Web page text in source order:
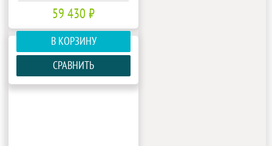
3M21UIHA1
59 430 ₽
В КОРЗИНУ
СРАВНИТЬ